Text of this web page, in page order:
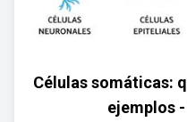
Células somáticas:
ejemplos